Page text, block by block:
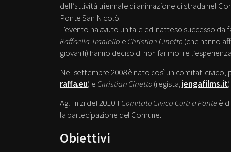
dell’attività triennale di animazione di strada nel
Ponte San Nicolò.
L’evento ha avuto un tale ed inatteso successo
Raffaella Traniello e Christian Cinetto (che hanno
giovanili) hanno deciso di non far morire
Nel settembre 2008 è nato così un comitati civico,
raffa.eu) e Christian Cinetto (regista, jengafilms.it
Agli inizi del 2010 il Comitato Civico Corti a Ponteè
la partecipazione del Comune.
Obiettivi